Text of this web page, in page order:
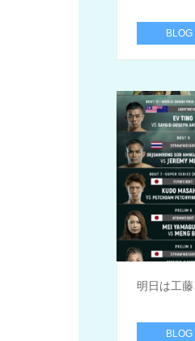
BLOG
明日は工
BLOG